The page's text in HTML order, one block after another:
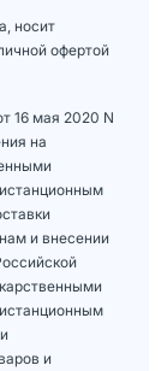
носит
офертой
16 мая 2020 N
на
и внесении
и